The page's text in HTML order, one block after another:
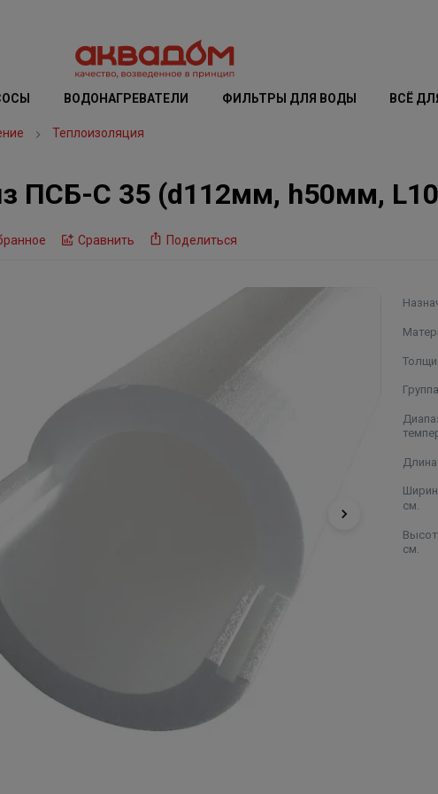
ВОДОНАГРЕВАТЕЛИ ФИЛЬТРЫ ДЛЯ ВОДЫ ВСЁ
Теплоизоляция
ПСБ-С 35 (d112мм, h50мм,
Сравнить Поделиться
Длина
см.
см.